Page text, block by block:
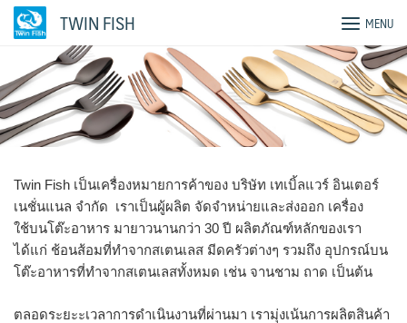
Skip
TWIN FISH MENU
Twin Fish เป็นเครื่องหมายการค้าของ บริษัท เทเบิ้ลแวร์ อินเตอร์
เนชั่นแนล จำกัด เราเป็นผู้ผลิต จัดจำหน่ายและส่งออก เครื่อง
ใช้บนโต๊ะอาหาร มายาวนานกว่า 30 ปี ผลิตภัณฑ์หลักของเรา
ได้แก่ ช้อนส้อมที่ทำจากสเตนเลส มีดครัวต่างๆ รวมถึง อุปกรณ์บน
โต๊ะอาหารที่ทำจากสเตนเลสทั้งหมด เช่น จานชาม ถาด เป็นต้น
ตลอดระยะะเวลาการดำเนินงานที่ผ่านมา เรามุ่งเน้นการผลิตสินค้า